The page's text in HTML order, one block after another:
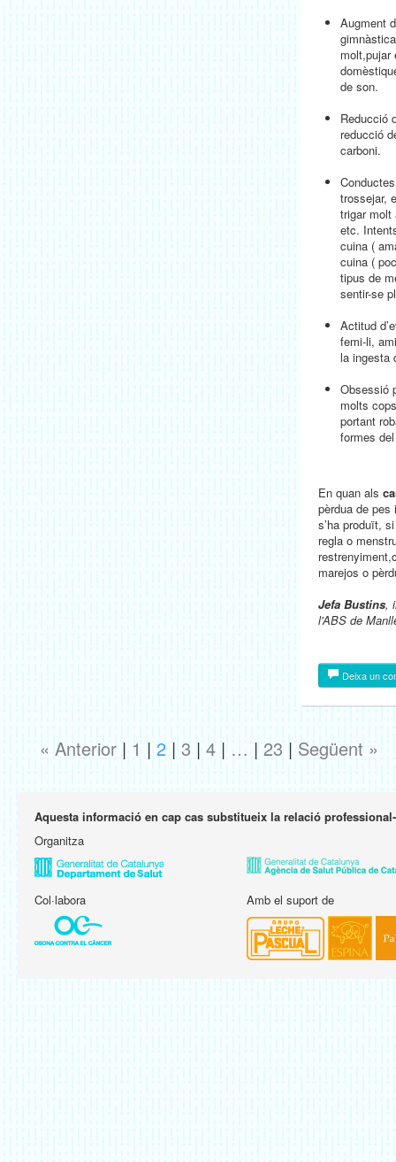
Augment
de son.
Reducció
reducció
carboni.
trossejar,
trigar molt
etc.
cuina (
cuina (
tipus de
sentir-se
Actitud
femi-li,
la ingesta
Obsessió
molts
portant
formes
En quan als
pèrdua de pes
s’ha produït,
regla o
marejos o
Jefa Bustins,
l'ABS de
Deixa un
« Anterior | 1 | 2 | 3 | 4 | … | 23 | Següent »
Aquesta informació en cap cas substitueix la relació
Organitza
Col·labora Amb el suport de